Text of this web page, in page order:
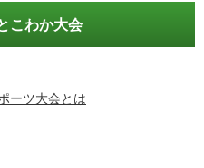
こわか大会
ーツ大会とは